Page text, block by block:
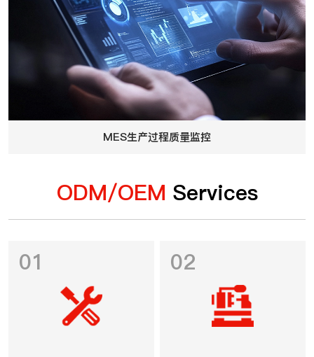
MES生产过程质量监控
ODM/OEM Services
01 02